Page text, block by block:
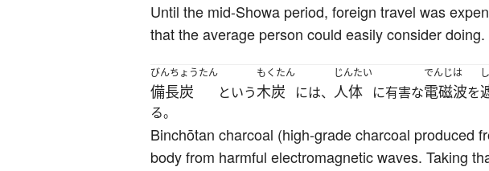
Until the mid-Showa period, foreign travel was
that the average person could easily consider doing.
びんちょうたん
備長炭 という
もくたん
木炭 には、
じんたい
人体 に有害な
でんじは
電磁波を
る。
Binchōtan charcoal (high-grade charcoal produced
body from harmful electromagnetic waves. Taking